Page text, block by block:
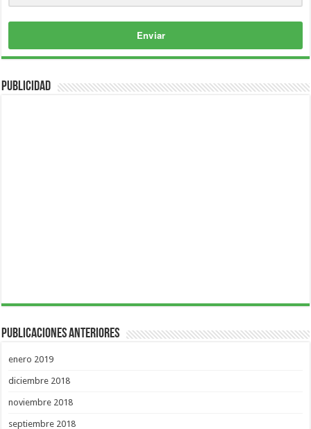
Publicidad
Publicaciones Anteriores
enero 2019
diciembre 2018
noviembre 2018
septiembre 2018